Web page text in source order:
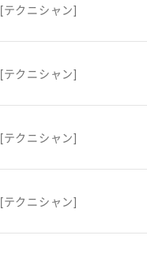
[テクニシャン]
[テクニシャン]
[テクニシャン]
[テクニシャン]